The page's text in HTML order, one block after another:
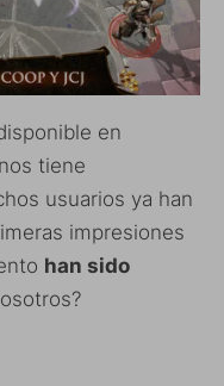
en
tiene
usuarios ya han
impresiones
han sido